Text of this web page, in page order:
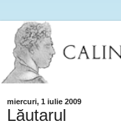
miercuri, 1 iulie 2009
Lăutarul